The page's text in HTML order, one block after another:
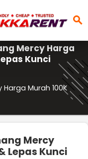
search
Mercy Harga
Kunci
Murah 100K
Mercy
Lepas Kunci